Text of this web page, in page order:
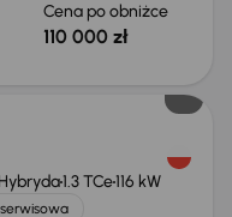
Cena po obniżce
110 000 zł
1.3 TCe116 kW